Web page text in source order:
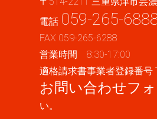
電話 059-265-
FAX 059-265-6288
営業時間 8:30-17:00
適格請求書事業者登録番号
お問い合わせフ
い。